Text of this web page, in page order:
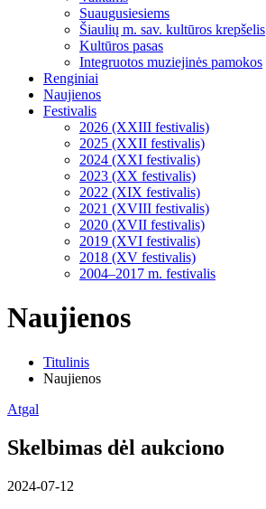
Suaugusiesiems
Šiaulių m. sav. kultūros krepšelis
Kultūros pasas
Integruotos muziejinės pamokos
Renginiai
Naujienos
Festivalis
2026 (XXIII festivalis)
2025 (XXII festivalis)
2024 (XXI festivalis)
2023 (XX festivalis)
2022 (XIX festivalis)
2021 (XVIII festivalis)
2020 (XVII festivalis)
2019 (XVI festivalis)
2018 (XV festivalis)
2004–2017 m. festivalis
Naujienos
Titulinis
Naujienos
Atgal
Skelbimas dėl aukciono
2024-07-12